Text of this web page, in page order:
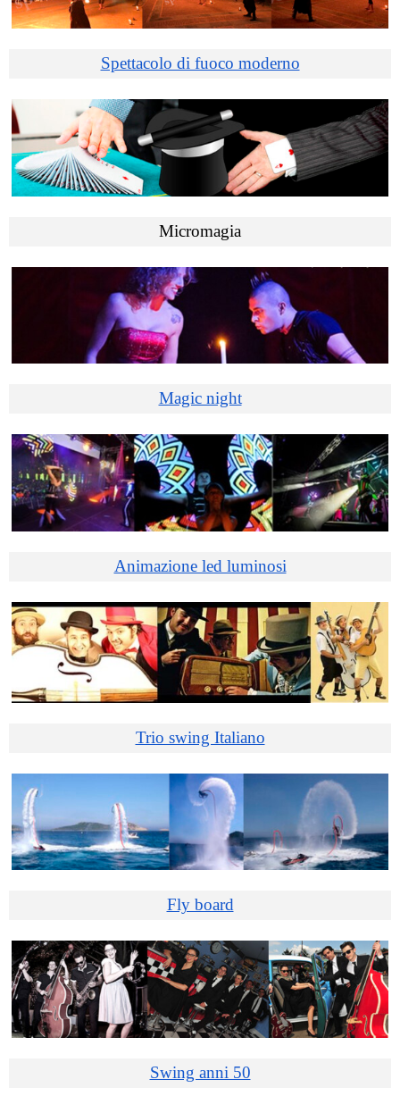
Spettacolo di fuoco moderno
Micromagia
Magic night
Animazione led luminosi
Trio swing Italiano
Fly board
Swing anni 50